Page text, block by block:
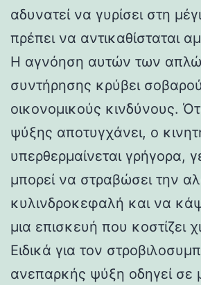
αδυνατεί να γυρίσει στη
πρέπει να αντικαθίσταται
Η αγνόηση αυτών των
συντήρησης κρύβει
οικονομικούς κινδύνους.
ψύξης αποτυγχάνει, ο
υπερθερμαίνεται γρήγορα,
μπορεί να στραβώσει την
κυλινδροκεφαλή και να
μια επισκευή που κοστίζει
Ειδικά για τον
ανεπαρκής ψύξη οδηγεί σε